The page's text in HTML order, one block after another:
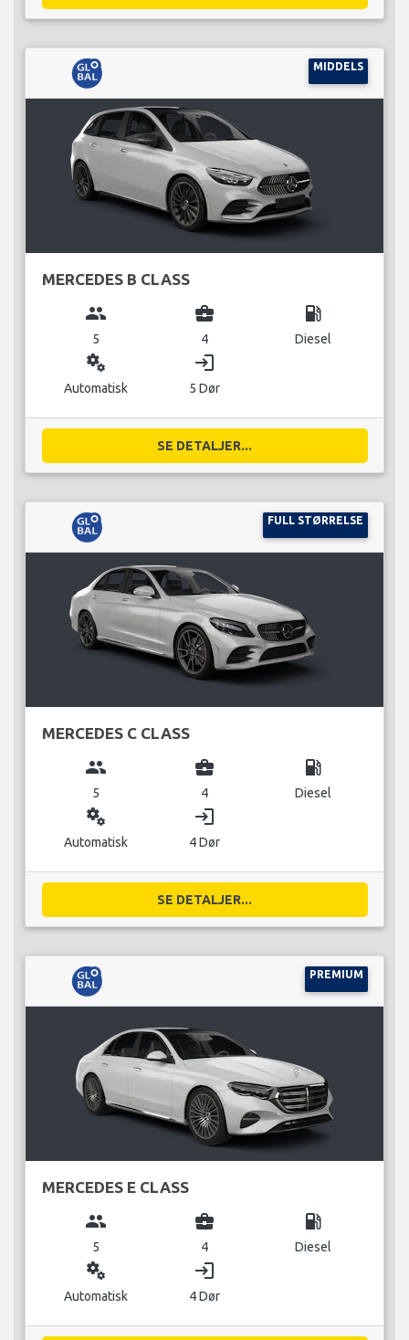
MIDDELS
MERCEDES B CLASS
group
5
business_center
4
local_gas_station
Diesel
miscellaneous_services
Automatisk
login
5 Dør
SE DETALJER...
FULL STØRRELSE
MERCEDES C CLASS
group
5
business_center
4
local_gas_station
Diesel
miscellaneous_services
Automatisk
login
4 Dør
SE DETALJER...
PREMIUM
MERCEDES E CLASS
group
5
business_center
4
local_gas_station
Diesel
miscellaneous_services
Automatisk
login
4 Dør